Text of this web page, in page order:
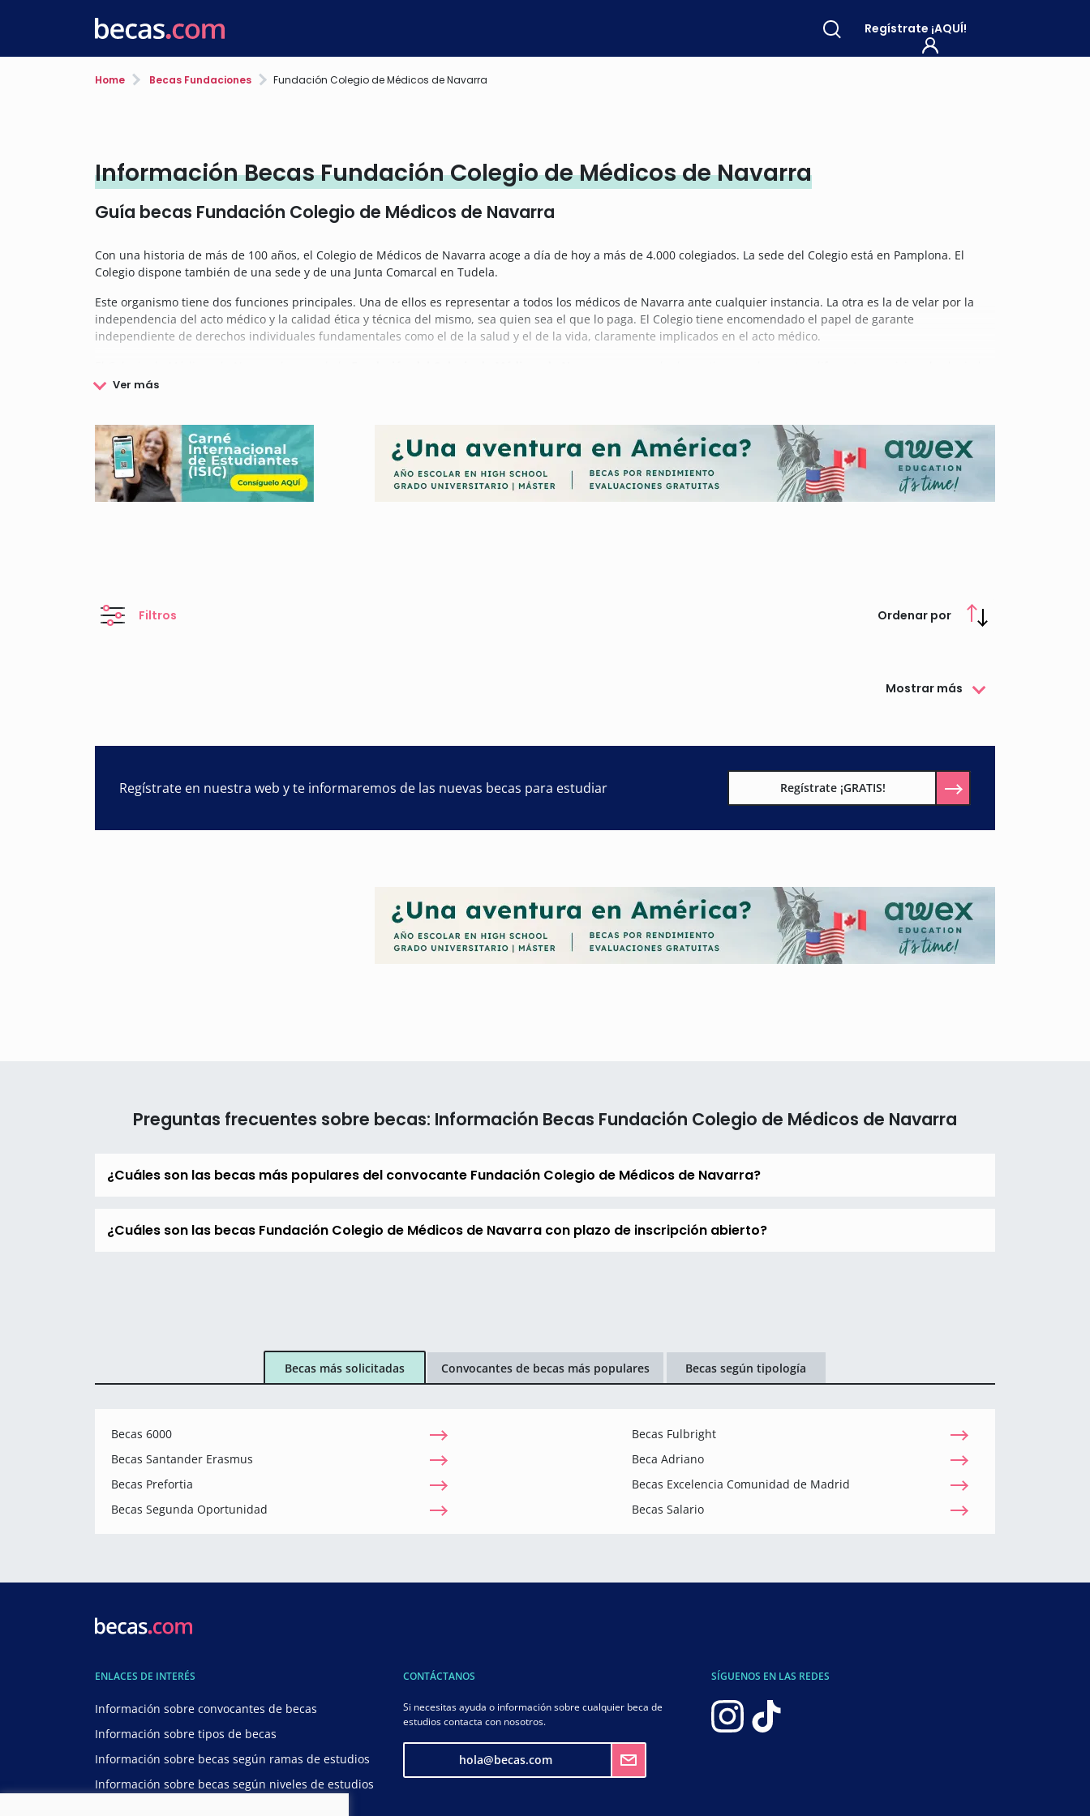
Regístrate ¡AQUÍ!
Home Becas Fundaciones Fundación Colegio de Médicos de Navarra
Información Becas Fundación Colegio de Médicos de Navarra
Guía becas Fundación Colegio de Médicos de Navarra
Con una historia de más de 100 años, el Colegio de Médicos de Navarra acoge a día de hoy a más de 4.000 colegiados. La sede del Colegio está en Pamplona. El
Colegio dispone también de una sede y de una Junta Comarcal en Tudela.
Este organismo tiene dos funciones principales. Una de ellos es representar a todos los médicos de Navarra ante cualquier instancia. La otra es la de velar por la
independencia del acto médico y la calidad ética y técnica del mismo, sea quien sea el que lo paga. El Colegio tiene encomendado el papel de garante
independiente de derechos individuales fundamentales como el de la salud y el de la vida, claramente implicados en el acto médico.
y a la Sociedad Navarra.
programas culturales, formativos, de asesoramiento y de divulgación para Navarra. Entre estos programas podemos destacar la convocatoria de Premios y Becas.
Si deseas consultar los premios y becas de la Fundación Colegio de Médicos de Navarra, aquí podrás hacerlo.
Filtros Ordenar por
Mostrar más
Regístrate en nuestra web y te informaremos de las nuevas becas para estudiar Regístrate ¡GRATIS!
Preguntas frecuentes sobre becas: Información Becas Fundación Colegio de Médicos de Navarra
¿Cuáles son las becas más populares del convocante Fundación Colegio de Médicos de Navarra?
¿Cuáles son las becas Fundación Colegio de Médicos de Navarra con plazo de inscripción abierto?
Becas más solicitadas Convocantes de becas más populares Becas según tipología
Becas 6000
Becas Fulbright
Becas Santander Erasmus
Beca Adriano
Becas Prefortia
Becas Excelencia Comunidad de Madrid
Becas Segunda Oportunidad
Becas Salario
ENLACES DE INTERÉS
Información sobre convocantes de becas
Información sobre tipos de becas
Información sobre becas según ramas de estudios
Información sobre becas según niveles de estudios
CONTÁCTANOS
Si necesitas ayuda o información sobre cualquier beca de
estudios contacta con nosotros.
hola@becas.com
SÍGUENOS EN LAS REDES